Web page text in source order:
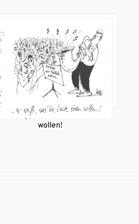
... er weiß, was die Leute hören
wollen!